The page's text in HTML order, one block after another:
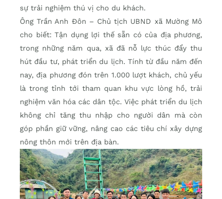
sự trải nghiệm thú vị cho du khách.
Ông Trần Anh Đôn – Chủ tịch UBND xã Mường Mô
cho biết: Tận dụng lợi thế sẵn có của địa phương,
trong những năm qua, xã đã nỗ lực thúc đẩy thu
hút đầu tư, phát triển du lịch. Tính từ đầu năm đến
nay, địa phương đón trên 1.000 lượt khách, chủ yếu
là trong tỉnh tới tham quan khu vực lòng hồ, trải
nghiệm văn hóa các dân tộc. Việc phát triển du lịch
không chỉ tăng thu nhập cho người dân mà còn
góp phần giữ vững, nâng cao các tiêu chí xây dựng
nông thôn mới trên địa bàn.